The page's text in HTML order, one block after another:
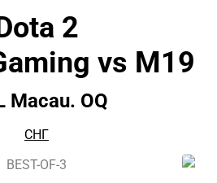
2
vs M19
Macau. OQ
СНГ
BEST-OF-3